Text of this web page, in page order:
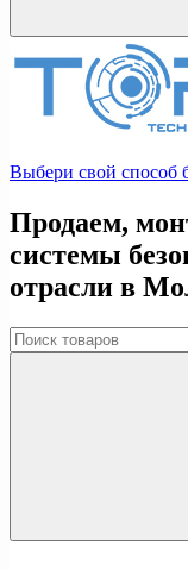
Выбери свой способ
Продаем,
системы
отрасли в